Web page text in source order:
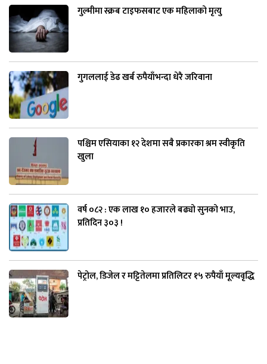
गुल्मीमा स्क्रब टाइफसबाट एक महिलाको मृत्यु
गुगललाई डेढ खर्ब रुपैयाँभन्दा धेरै जरिवाना
पश्चिम एसियाका १२ देशमा सबै प्रकारका श्रम स्वीकृति
खुला
वर्ष ०८२ : एक लाख १० हजारले बढ्यो सुनको भाउ,
प्रतिदिन ३०३ !
पेट्रोल, डिजेल र मट्टितेलमा प्रतिलिटर १५ रुपैयाँ मूल्यवृद्धि